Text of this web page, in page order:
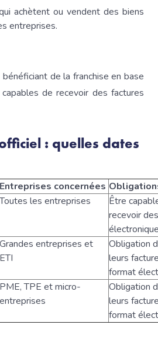
achètent ou vendent des biens
entreprises.
de la franchise en base
de recevoir des factures
: quelles dates
Entreprises concernées
Toutes les entreprises
Être
recevoir
Grandes entreprises et
ETI
Obligation
leurs
format
PME, TPE et micro-
entreprises
Obligation
leurs
format